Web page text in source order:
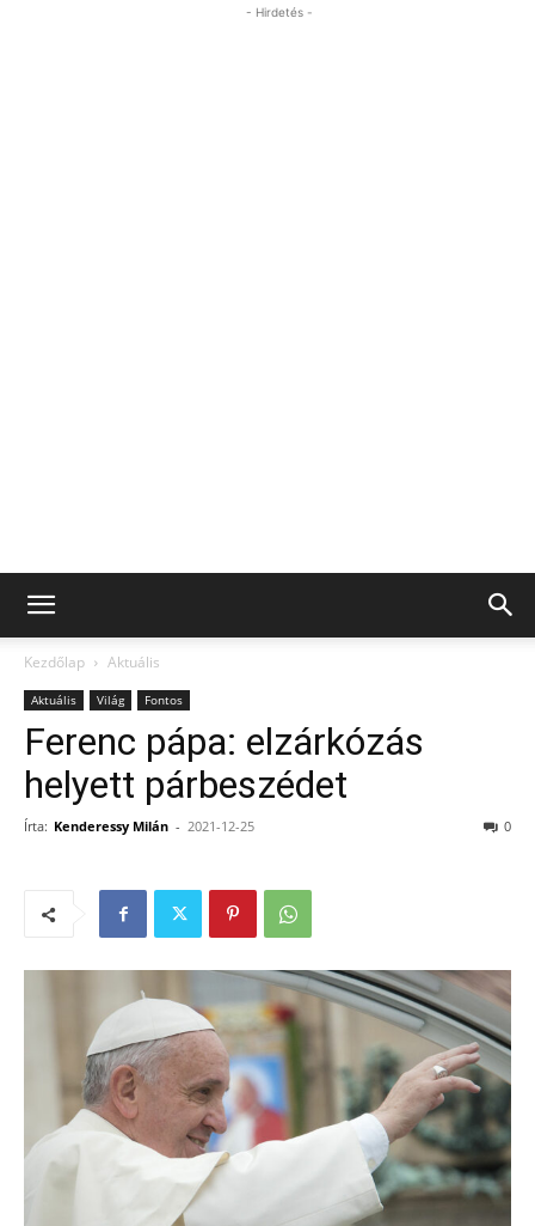
- Hirdetés -
Kezdőlap Aktuális
Aktuális Világ Fontos
Ferenc pápa: elzárkózás
helyett párbeszédet
Írta: Kenderessy Milán - 2021-12-25 0